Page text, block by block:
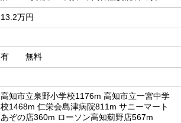
13.2万円
有 無料
高知市立泉野小学校1176m 高知市立一宮中学
校1468m 仁栄会島津病院811m サニーマート
あぞの店360m ローソン高知薊野店567m